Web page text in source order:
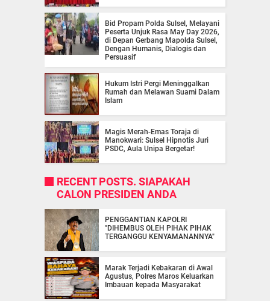
Bid Propam Polda Sulsel, Melayani
Peserta Unjuk Rasa May Day 2026,
di Depan Gerbang Mapolda Sulsel,
Dengan Humanis, Dialogis dan
Persuasif
Hukum Istri Pergi Meninggalkan
Rumah dan Melawan Suami Dalam
Islam
Magis Merah-Emas Toraja di
Manokwari: Sulsel Hipnotis Juri
PSDC, Aula Unipa Bergetar!
RECENT POSTS. SIAPAKAH
CALON PRESIDEN ANDA
PENGGANTIAN KAPOLRI
"DIHEMBUS OLEH PIHAK PIHAK
TERGANGGU KENYAMANANNYA"
Marak Terjadi Kebakaran di Awal
Agustus, Polres Maros Keluarkan
Imbauan kepada Masyarakat